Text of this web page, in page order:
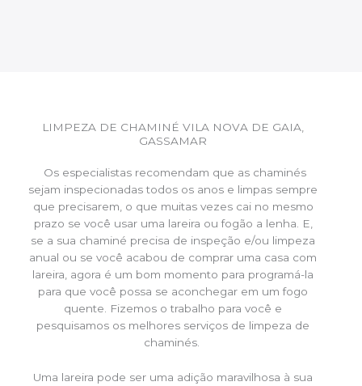
LIMPEZA DE CHAMINÉ VILA NOVA DE GAIA,
GASSAMAR
Os especialistas recomendam que as chaminés
sejam inspecionadas todos os anos e limpas sempre
que precisarem, o que muitas vezes cai no mesmo
prazo se você usar uma lareira ou fogão a lenha. E,
se a sua chaminé precisa de inspeção e/ou limpeza
anual ou se você acabou de comprar uma casa com
lareira, agora é um bom momento para programá-la
para que você possa se aconchegar em um fogo
quente. Fizemos o trabalho para você e
pesquisamos os melhores serviços de limpeza de
chaminés.
Uma lareira pode ser uma adição maravilhosa à sua